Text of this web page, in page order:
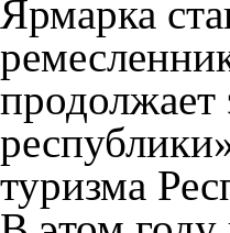
Ярмарка
продолжает
туризма